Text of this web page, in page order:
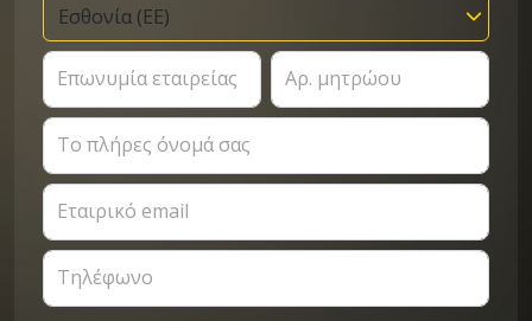
Επωνυμία εταιρείας Αρ. μητρώου
Το πλήρες όνομά σας
Εταιρικό email
Τηλέφωνο